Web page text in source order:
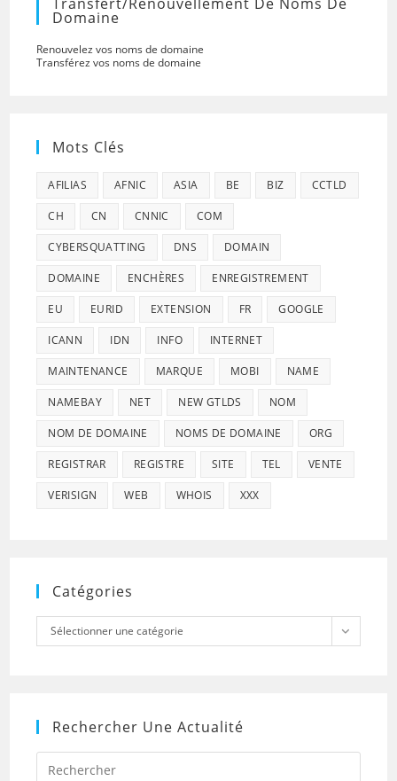
Domaine
Renouvelez vos noms de domaine
Transférez vos noms de domaine
Mots Clés
AFILIAS AFNIC ASIA BE BIZ CCTLD
CH CN CNNIC COM
CYBERSQUATTING DNS DOMAIN
DOMAINE ENCHÈRES ENREGISTREMENT
EU EURID EXTENSION FR GOOGLE
ICANN IDN INFO INTERNET
MAINTENANCE MARQUE MOBI NAME
NAMEBAY NET NEW GTLDS NOM
NOM DE DOMAINE NOMS DE DOMAINE ORG
REGISTRAR REGISTRE SITE TEL VENTE
VERISIGN WEB WHOIS XXX
Catégories
Catégories
Sélectionner une catégorie
Rechercher Une Actualité
Press